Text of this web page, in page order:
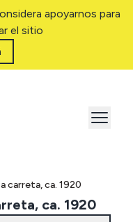
apoyarnos para
el sitio
carreta, ca. 1920
ca. 1920